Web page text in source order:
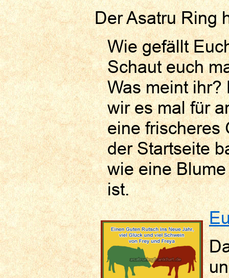
Der Asatru Ring
Wie gefällt
Schaut euch
Was meint
wir es mal für
eine frischeres
der Startseite
wie eine
ist.